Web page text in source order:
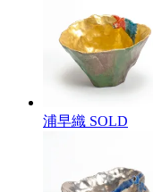
浦早織 SOLD